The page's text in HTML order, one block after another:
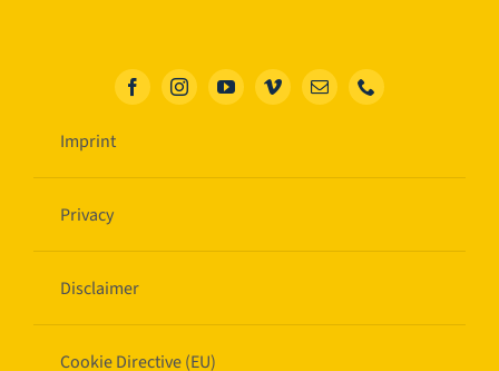
Imprint
Privacy
Disclaimer
Cookie Directive (EU)